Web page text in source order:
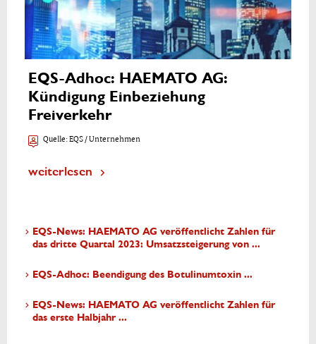
EQS-Adhoc: HAEMATO AG:
Kündigung Einbeziehung
Freiverkehr
Quelle:EQS / Unternehmen
weiterlesen
EQS-News: HAEMATO AG veröffentlicht Zahlen für
das dritte Quartal 2023: Umsatzsteigerung von ...
EQS-Adhoc: Beendigung des Botulinumtoxin ...
EQS-News: HAEMATO AG veröffentlicht Zahlen für
das erste Halbjahr ...